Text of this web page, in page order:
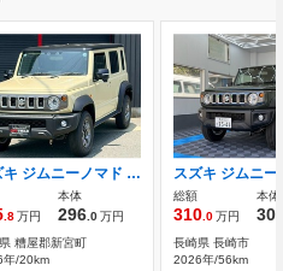
スズキ ジムニーノマド 1.5 FC 4WD
.8万円
本体
296.0万円
糟屋郡新宮町
年/20km
総額
310.0万円
本体
長崎県 長崎市
2026年/56km